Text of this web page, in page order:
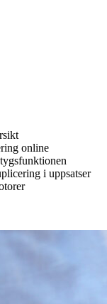
online
i uppsatser